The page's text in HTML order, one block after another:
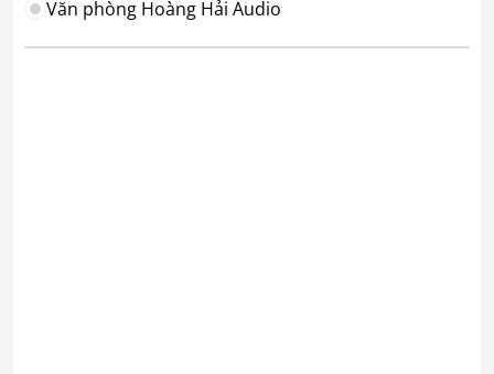
Văn phòng Hoàng Hải Audio